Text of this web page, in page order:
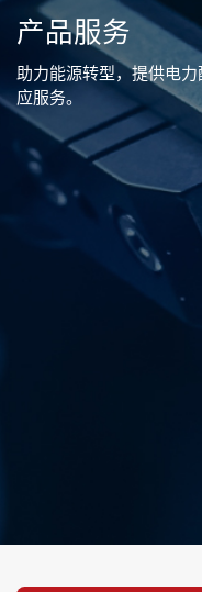
产品服务
助力能源转型，提供电
应服务。